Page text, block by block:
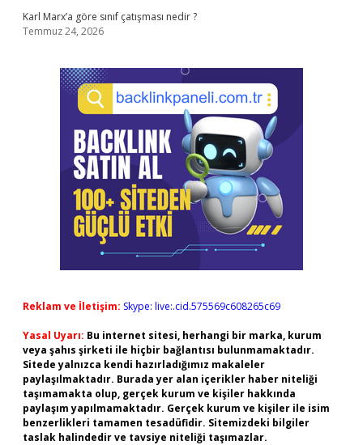
Karl Marx’a göre sınıf çatışması nedir ?
Temmuz 24, 2026
Reklam ve İletişim: Skype: live:.cid.575569c608265c69
Yasal Uyarı: Bu internet sitesi, herhangi bir marka, kurum
veya şahıs şirketi ile hiçbir bağlantısı bulunmamaktadır.
Sitede yalnızca kendi hazırladığımız makaleler
paylaşılmaktadır. Burada yer alan içerikler haber niteliği
taşımamakta olup, gerçek kurum ve kişiler hakkında
paylaşım yapılmamaktadır. Gerçek kurum ve kişiler ile isim
benzerlikleri tamamen tesadüfidir. Sitemizdeki bilgiler
taslak halindedir ve tavsiye niteliği taşımazlar.